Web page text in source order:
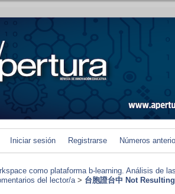
Iniciar sesión Registrarse Números
como plataforma b-learning. Análisis de
del lector/a> 台胞證台中 Not